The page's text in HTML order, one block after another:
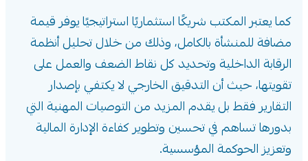
كما يعتبر المكتب شريكًا استثماريًا استراتيجيًا يوفر قيمة
مضافة للمنشأة بالكامل، وذلك من خلال تحليل أنظمة
الرقابة الداخلية وتحديد كل نقاط الضعف والعمل على
تقويتها، حيث أن التدقيق الخارجي لا يكتفي بإصدار
التقارير فقط بل يقدم المزيد من التوصيات المهنية التي
بدورها تساهم في تحسين وتطوير كفاءة الإدارة المالية
وتعزيز الحوكمة المؤسسية.